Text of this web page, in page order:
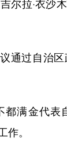
拉·衣沙
过自治区
满金代表
。